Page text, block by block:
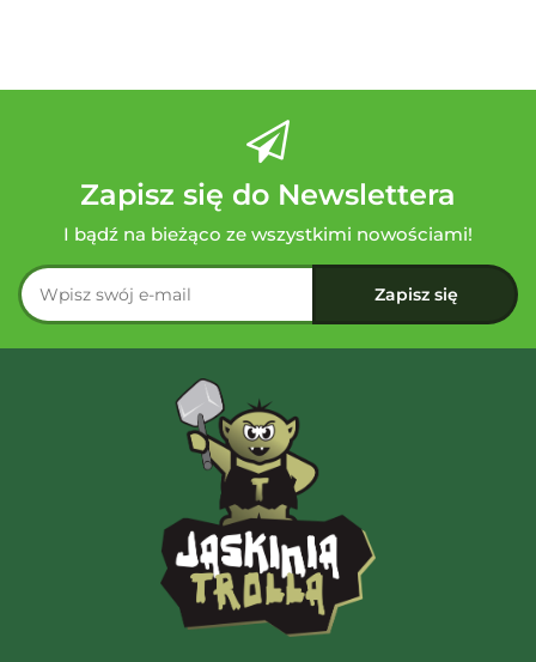
Zapisz się do Newslettera
I bądź na bieżąco ze wszystkimi nowościami!